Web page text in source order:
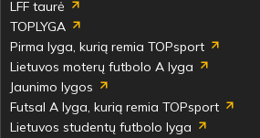
LFF taurė
TOPLYGA
Pirma lyga, kurią remia TOPsport
Lietuvos moterų futbolo A lyga
Jaunimo lygos
Futsal A lyga, kurią remia TOPsport
Lietuvos studentų futbolo lyga